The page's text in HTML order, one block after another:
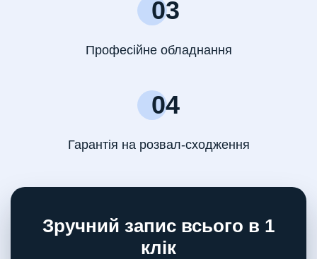
03
Професійне обладнання
04
Гарантія на розвал-сходження
Зручний запис всього в 1
клік